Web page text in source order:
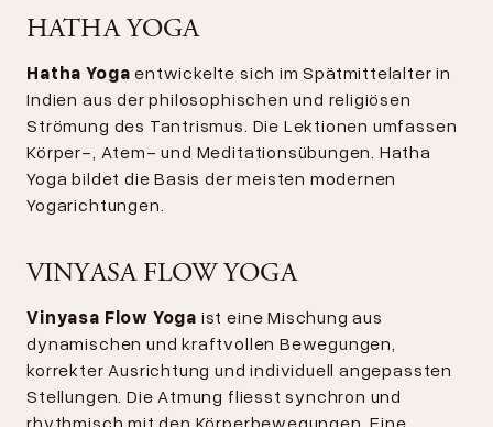
HATHA YOGA
Hatha Yoga entwickelte sich im Spätmittelalter in
Indien aus der philosophischen und religiösen
Strömung des Tantrismus. Die Lektionen umfassen
Körper-, Atem- und Meditationsübungen. Hatha
Yoga bildet die Basis der meisten modernen
Yogarichtungen.
VINYASA FLOW YOGA
Vinyasa Flow Yoga ist eine Mischung aus
dynamischen und kraftvollen Bewegungen,
korrekter Ausrichtung und individuell angepassten
Stellungen. Die Atmung fliesst synchron und